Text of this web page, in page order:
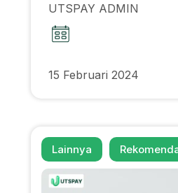
UTSPAY ADMIN
15 Februari 2024
Lainnya